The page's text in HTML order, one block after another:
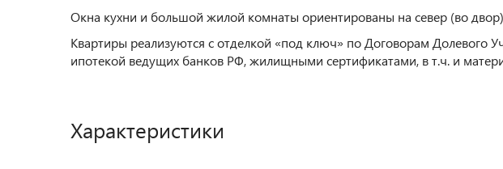
Окна кухни и большой жилой комнаты ориентированы на север (во
Квартиры реализуются с отделкой «под ключ» по Договорам Долевого
ипотекой ведущих банков РФ, жилищными сертификатами, в т.ч. и
Характеристики